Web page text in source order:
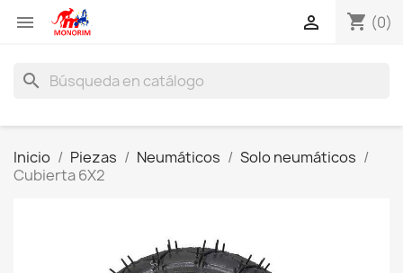
 shopping_cart (0)

search
Inicio Piezas Neumáticos
Solo neumáticos
Cubierta 6X2